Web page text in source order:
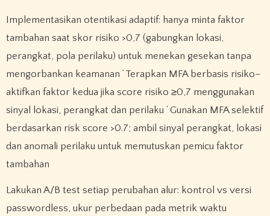
Implementasikan otentikasi adaptif: hanya minta faktor
tambahan saat skor risiko >0,7 (gabungkan lokasi,
perangkat, pola perilaku) untuk menekan gesekan tanpa
mengorbankan keamanan ’ Terapkan MFA berbasis risiko–
aktifkan faktor kedua jika score risiko ≥0,7 menggunakan
sinyal lokasi, perangkat dan perilaku ’ Gunakan MFA selektif
berdasarkan risk score >0.7; ambil sinyal perangkat, lokasi
dan anomali perilaku untuk memutuskan pemicu faktor
tambahan
Lakukan A/B test setiap perubahan alur: kontrol vs versi
passwordless, ukur perbedaan pada metrik waktu